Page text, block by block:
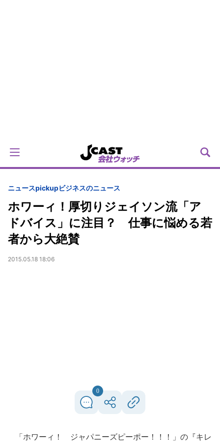
ニュースpickupビジネスのニュース
ホワーィ！厚切りジェイソン流「ア
ドバイス」に注目？ 仕事に悩める若
者から大絶賛
2015.05.18 18:06
0
「ホワーィ！ ジャパニーズピーポー！！！」の『キレ